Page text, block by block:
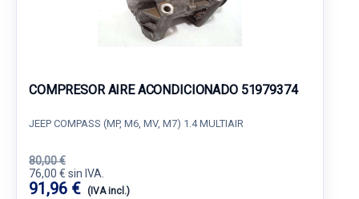
COMPRESOR AIRE ACONDICIONADO 51979374
JEEP COMPASS (MP, M6, MV, M7) 1.4 MULTIAIR
80,00 €
76,00 € sin IVA.
91,96 € (IVA incl.)